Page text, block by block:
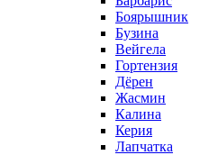
Боярышник
Бузина
Вейгела
Гортензия
Дёрен
Жасмин
Калина
Керия
Лапчатка